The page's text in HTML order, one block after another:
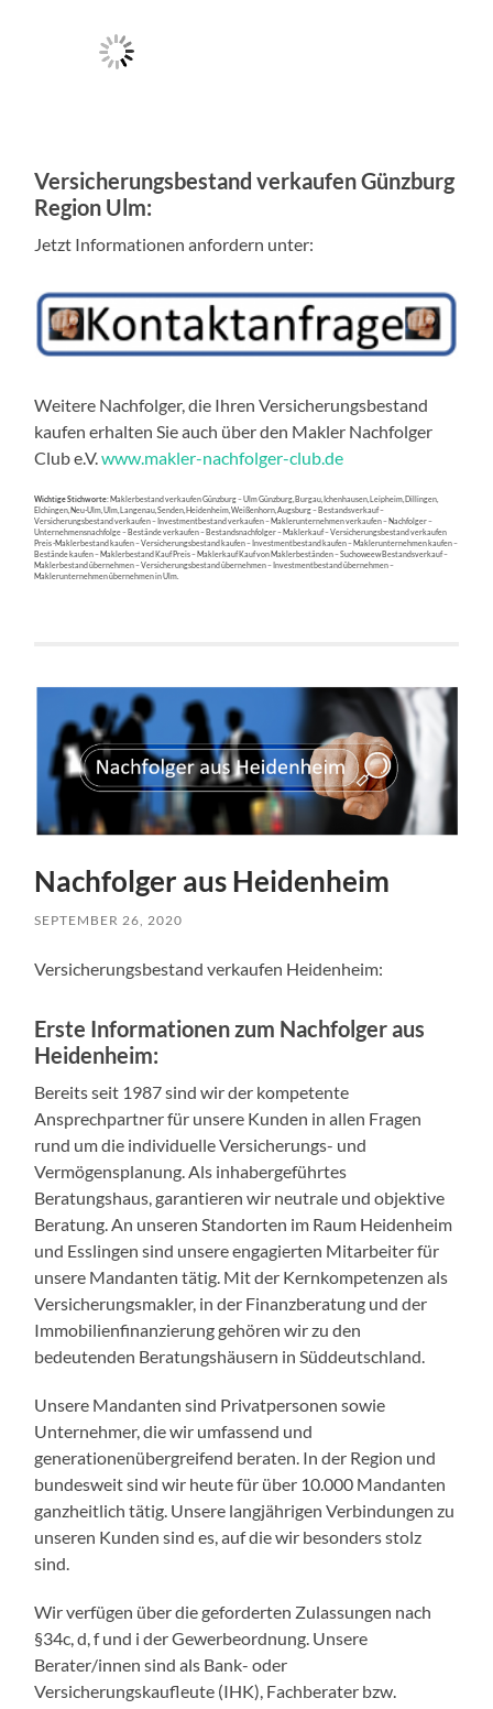
Versicherungsbestand verkaufen Günzburg
kaufen erhalten Sie auch über den Makler Nachfolger
Club e.V.www.makler-nachfolger-club.de
Versicherungsbestand verkaufen – Investmentbestand verkaufen – Maklerunternehmen verkaufen – Nachfolger –
Unternehmensnachfolge – Bestände verkaufen – Bestandsnachfolger – Maklerkauf – Versicherungsbestand verkaufen
Bestände kaufen – Maklerbestand Kauf Preis – Maklerkauf Kauf von Maklerbeständen – Suchoweew Bestandsverkauf –
Maklerunternehmen übernehmen in Ulm.
Nachfolger aus Heidenheim
SEPTEMBER 26, 2020
Heidenheim:
Bereits seit 1987 sind wir der kompetente
rund um die individuelle Versicherungs- und
Vermögensplanung. Als inhabergeführtes
Beratung. An unseren Standorten im Raum Heidenheim
und Esslingen sind unsere engagierten Mitarbeiter für
unsere Mandanten tätig. Mit der Kernkompetenzen als
Versicherungsmakler, in der Finanzberatung und der
Immobilienfinanzierung gehören wir zu den
bedeutenden Beratungshäusern in Süddeutschland.
Unsere Mandanten sind Privatpersonen sowie
Unternehmer, die wir umfassend und
generationenübergreifend beraten. In der Region und
bundesweit sind wir heute für über 10.000 Mandanten
unseren Kunden sind es, auf die wir besonders stolz
sind.
Wir verfügen über die geforderten Zulassungen nach
§34c, d, f und i der Gewerbeordnung. Unsere
Berater/innen sind als Bank- oder
Versicherungskaufleute (IHK), Fachberater bzw.
Betriebswirte mit Bachelor und Masterabschlüssen
bestens qualifiziert. Wir betreuen unsere Kunden
bundesweit und sind vollständig digitalisiert, um auch
online einen 100% Service zu gewährleisten.